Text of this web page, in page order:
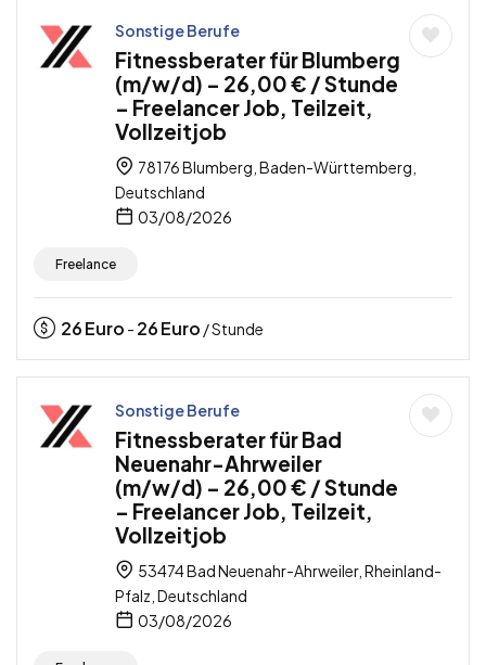
Sonstige Berufe
Fitnessberater für Blumberg
(m/w/d) – 26,00 € / Stunde
– Freelancer Job, Teilzeit,
Vollzeitjob
78176 Blumberg, Baden-Württemberg,
Deutschland
03/08/2026
Freelance
26Euro - 26Euro / Stunde
Sonstige Berufe
Fitnessberater für Bad
Neuenahr-Ahrweiler
(m/w/d) – 26,00 € / Stunde
– Freelancer Job, Teilzeit,
Vollzeitjob
53474 Bad Neuenahr-Ahrweiler, Rheinland-
Pfalz, Deutschland
03/08/2026